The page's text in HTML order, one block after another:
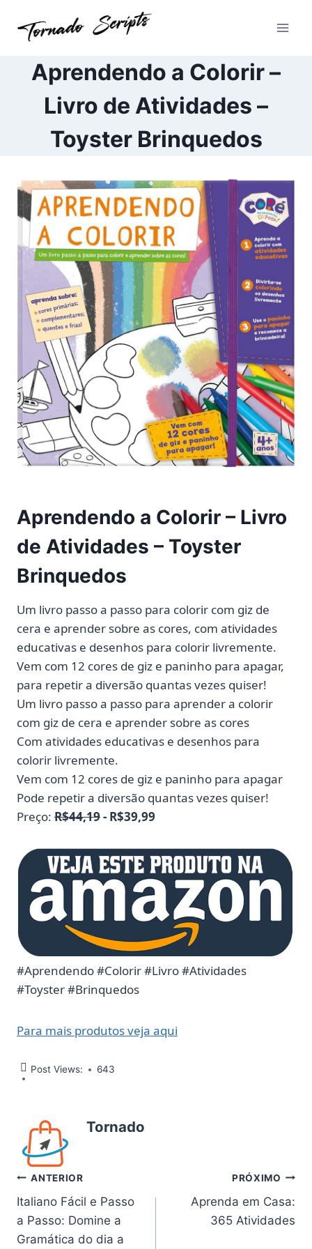
para
ConteúdoAprendendo a Colorir –
Livro de Atividades –
Toyster Brinquedos
Aprendendo a Colorir – Livro
de Atividades – Toyster
Brinquedos
Um livro passo a passo para colorir com giz de
cera e aprender sobre as cores, com atividades
educativas e desenhos para colorir livremente.
Vem com 12 cores de giz e paninho para apagar,
para repetir a diversão quantas vezes quiser!
Um livro passo a passo para aprender a colorir
com giz de cera e aprender sobre as cores
Com atividades educativas e desenhos para
colorir livremente.
Vem com 12 cores de giz e paninho para apagar
Pode repetir a diversão quantas vezes quiser!
Preço: R$44,19- R$39,99
#Aprendendo #Colorir #Livro #Atividades
#Toyster #Brinquedos
Para mais produtos veja aqui
Post Views: 643
Tornado
Navegação
de
Post
ANTERIOR
Italiano Fácil e Passo
a Passo: Domine a
Gramática do dia a
PRÓXIMO
Aprenda em Casa:
365 Atividades